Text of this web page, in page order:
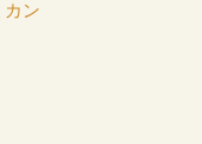
カン